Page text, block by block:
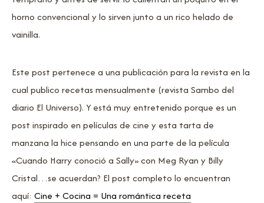
horno convencional y lo sirven junto a un rico helado de
vainilla.
Este post pertenece a una publicación para la revista en la
cual publico recetas mensualmente (revista Sambo del
diario El Universo). Y está muy entretenido porque es un
post inspirado en películas de cine y esta tarta de
manzana la hice pensando en una parte de la película
«Cuando Harry conoció a Sally» con Meg Ryan y Billy
Cristal…se acuerdan? El post completo lo encuentran
aquí: Cine + Cocina = Una romántica receta